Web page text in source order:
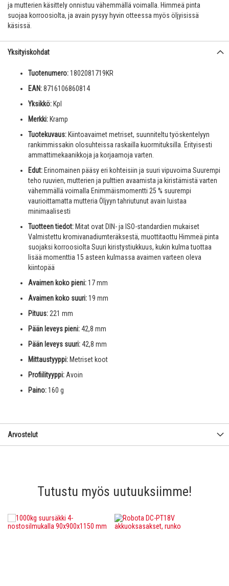
ja mutterien käsittely onnistuu vähemmällä voimalla. Himmeä pinta
suojaa korroosiolta, ja avain pysyy hyvin otteessa myös öljyisissä
käsissä.
Yksityiskohdat
Tuotenumero:1802081719KR
EAN:8716106860814
Yksikkö: Kpl
Merkki: Kramp
Tuotekuvaus: Kiintoavaimet metriset, suunniteltu työskentelyyn
rankimmissakin olosuhteissa raskailla kuormituksilla. Erityisesti
ammattimekaanikkoja ja korjaamoja varten.
Edut: Erinomainen pääsy eri kohteisiin ja suuri vipuvoima Suurempi
teho ruuvien, mutterien ja pulttien avaamista ja kiristämistä varten
vähemmällä voimalla Enimmäismomentti 25 % suurempi
vaurioittamatta mutteria Öljyyn tahriutunut avain luistaa
minimaalisesti
Tuotteen tiedot: Mitat ovat DIN- ja ISO-standardien mukaiset
Valmistettu kromivanadiumteräksestä, muottitaottu Himmeä pinta
suojaksi korroosiolta Suuri kiristystiukkuus, kukin kulma tuottaa
lisää momenttia 15 asteen kulmassa avaimen varteen oleva
kiintopää
Avaimen koko pieni:17 mm
Avaimen koko suuri:19 mm
Pituus:221 mm
Pään leveys pieni:42,8 mm
Pään leveys suuri:42,8 mm
Mittaustyyppi: Metriset koot
Profiilityyppi:Avoin
Paino:160 g
Arvostelut
Tutustu myös uutuuksiimme!